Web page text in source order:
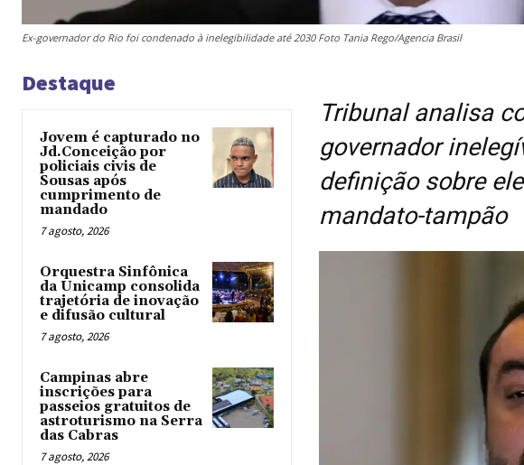
Ex-governador do Rio foi condenado à inelegibilidade até 2030 Foto Tania Rego/Agencia Brasil
Destaque
Jovem é capturado no
Jd.Conceição por
policiais civis de
Sousas após
cumprimento de
mandado
7 agosto, 2026
Orquestra Sinfônica
da Unicamp consolida
trajetória de inovação
e difusão cultural
7 agosto, 2026
Campinas abre
inscrições para
passeios gratuitos de
astroturismo na Serra
das Cabras
7 agosto, 2026
Tribunal analisa
governador
definição sobre
mandato-tampão